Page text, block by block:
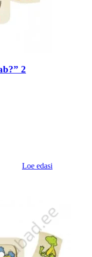
2
Loe edasi